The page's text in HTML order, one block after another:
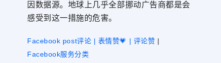
因数据源。地球上几乎全部挪动广告商都是会
感受到这一措施的危害。
Facebook post评论 | 表情赞💗 | 评论赞 |
Facebook服务分类